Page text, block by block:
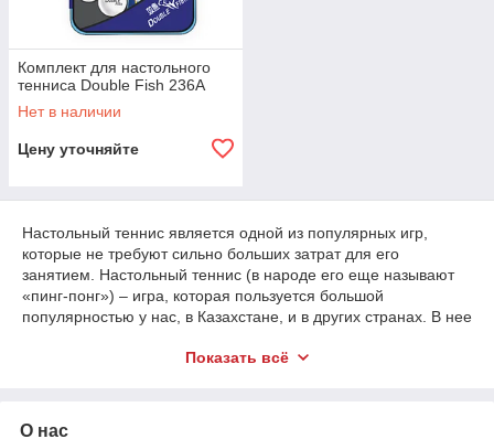
Комплект для настольного
тенниса Double Fish 236А
Нет в наличии
Цену уточняйте
Настольный теннис является одной из популярных игр,
которые не требуют сильно больших затрат для его
занятием. Настольный теннис (в народе его еще называют
«пинг-понг») – игра, которая пользуется большой
популярностью у нас, в Казахстане, и в других странах. В нее
активно. Ни одна игра в настольный теннис не проходит без
В интернет-магазине спортивного снаряжения и
Показать всё
О нас